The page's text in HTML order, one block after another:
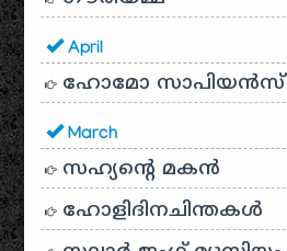
April
ഹോമോ സാപിയൻസ്
March
സഹ്യന്റെ മകൻ
ഹോളിദിനചിന്തകൾ